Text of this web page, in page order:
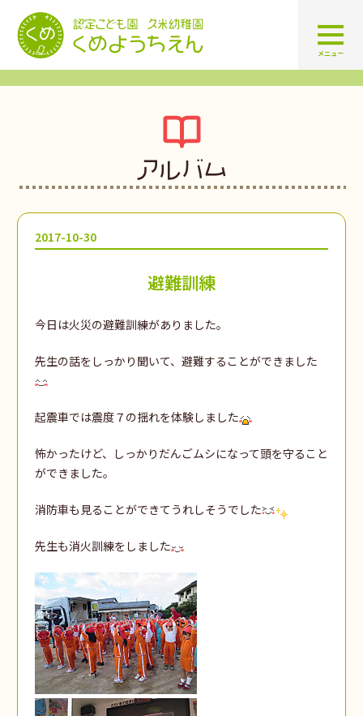
認定こども園 学校法人久米幼
メニュー
アルバム
2017-10-30
避難訓練
今日は火災の避難訓練がありました。
先生の話をしっかり聞いて、避難することができました
起震車では震度７の揺れを体験しました
怖かったけど、しっかりだんごムシになって頭を守ること
ができました。
消防車も見ることができてうれしそうでした
先生も消火訓練をしました